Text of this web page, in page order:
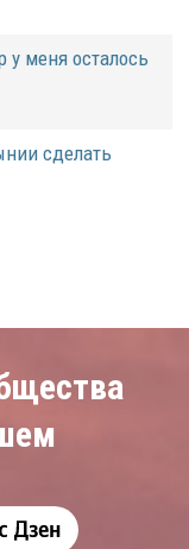
у меня осталось
сделать